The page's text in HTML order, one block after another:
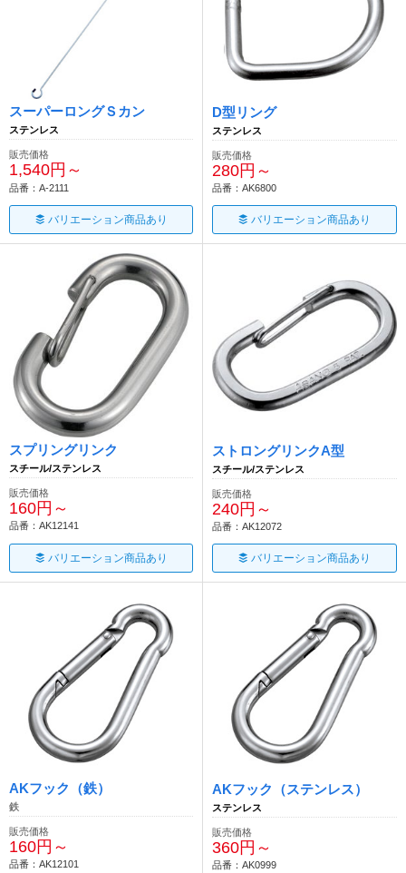
スーパーロングＳカン
ステンレス
販売価格
1,540円～
品番：A-2111
バリエーション商品あり
D型リング
ステンレス
販売価格
280円～
品番：AK6800
バリエーション商品あり
スプリングリンク
スチール/ステンレス
販売価格
160円～
品番：AK12141
バリエーション商品あり
ストロングリンクA型
スチール/ステンレス
販売価格
240円～
品番：AK12072
バリエーション商品あり
AKフック（鉄）
鉄
販売価格
160円～
品番：AK12101
AKフック（ステンレス）
ステンレス
販売価格
360円～
品番：AK0999